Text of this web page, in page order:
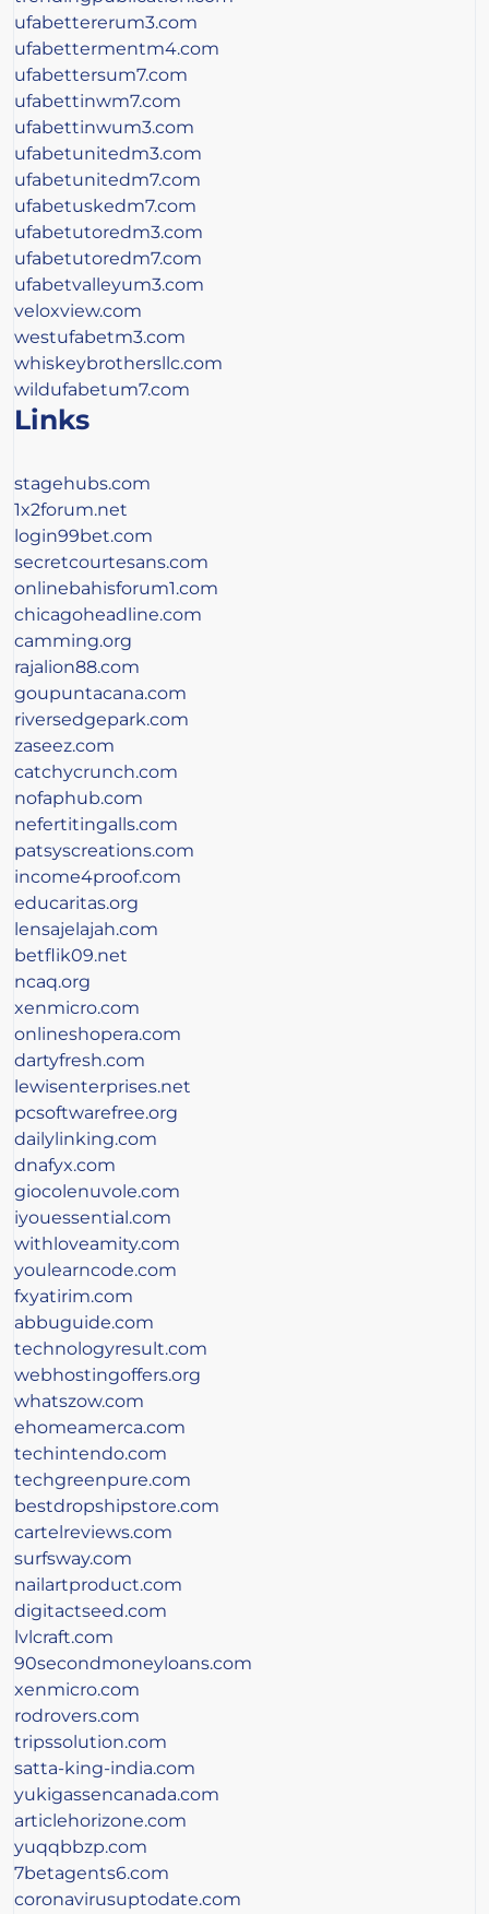
ufabettererum3.com
ufabettermentm4.com
ufabettersum7.com
ufabettinwm7.com
ufabettinwum3.com
ufabetunitedm3.com
ufabetunitedm7.com
ufabetuskedm7.com
ufabetutoredm3.com
ufabetutoredm7.com
ufabetvalleyum3.com
veloxview.com
westufabetm3.com
whiskeybrothersllc.com
wildufabetum7.com
Links
stagehubs.com
1x2forum.net
login99bet.com
secretcourtesans.com
onlinebahisforum1.com
chicagoheadline.com
camming.org
rajalion88.com
goupuntacana.com
riversedgepark.com
zaseez.com
catchycrunch.com
nofaphub.com
nefertitingalls.com
patsyscreations.com
income4proof.com
educaritas.org
lensajelajah.com
betflik09.net
ncaq.org
xenmicro.com
onlineshopera.com
dartyfresh.com
lewisenterprises.net
pcsoftwarefree.org
dailylinking.com
dnafyx.com
giocolenuvole.com
iyouessential.com
withloveamity.com
youlearncode.com
fxyatirim.com
abbuguide.com
technologyresult.com
webhostingoffers.org
whatszow.com
ehomeamerca.com
techintendo.com
techgreenpure.com
bestdropshipstore.com
cartelreviews.com
surfsway.com
nailartproduct.com
digitactseed.com
lvlcraft.com
90secondmoneyloans.com
xenmicro.com
rodrovers.com
tripssolution.com
satta-king-india.com
yukigassencanada.com
articlehorizone.com
yuqqbbzp.com
7betagents6.com
coronavirusuptodate.com